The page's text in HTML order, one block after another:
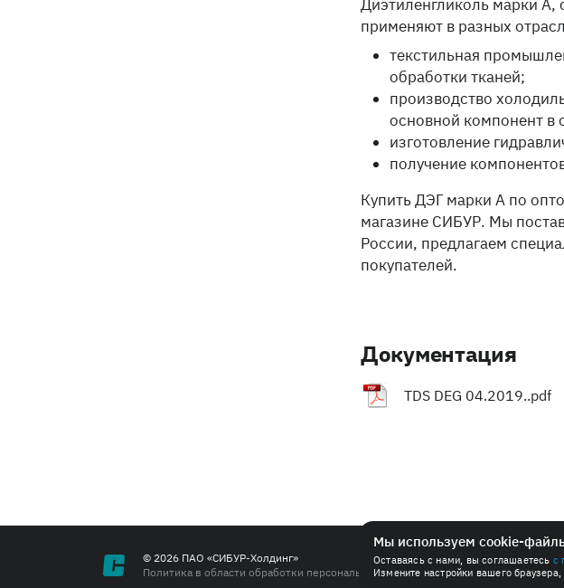
Диэтиленгликоль марки
применяют в разных
текстильная
обработки тканей;
производство
основной компонент в
изготовление
получение
Купить ДЭГ марки А по
магазине СИБУР. Мы
России, предлагаем
покупателей.
Документация
TDS DEG 04.2019..pdf
© 2026 ПАО «СИБУР-Холдинг»
Политика в области обработки персональных данных
Антимонопольная
Мы используем cookie-
Оставаясь с нами, вы соглашаетесь с
Измените настройки вашего браузера,